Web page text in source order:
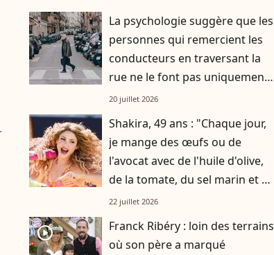
La psychologie suggère que les
personnes qui remercient les
conducteurs en traversant la
rue ne le font pas uniquement
par gratitude
20 juillet 2026
Shakira, 49 ans : "Chaque jour,
je mange des œufs ou de
l'avocat avec de l'huile d'olive,
de la tomate, du sel marin et un
smoothie"
22 juillet 2026
player2
Franck Ribéry : loin des terrains
où son père a marqué